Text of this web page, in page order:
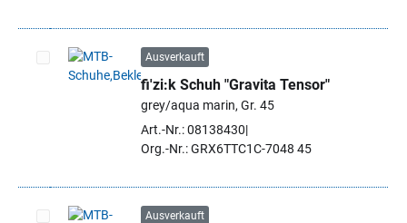
Artikel auswählen
Ausverkauft
fi'zi:k Schuh "Gravita Tensor"
grey/aqua marin, Gr. 45
Art.-Nr.: 08138430
Org.-Nr.: GRX6TTC1C-7048 45
Ausverkauft